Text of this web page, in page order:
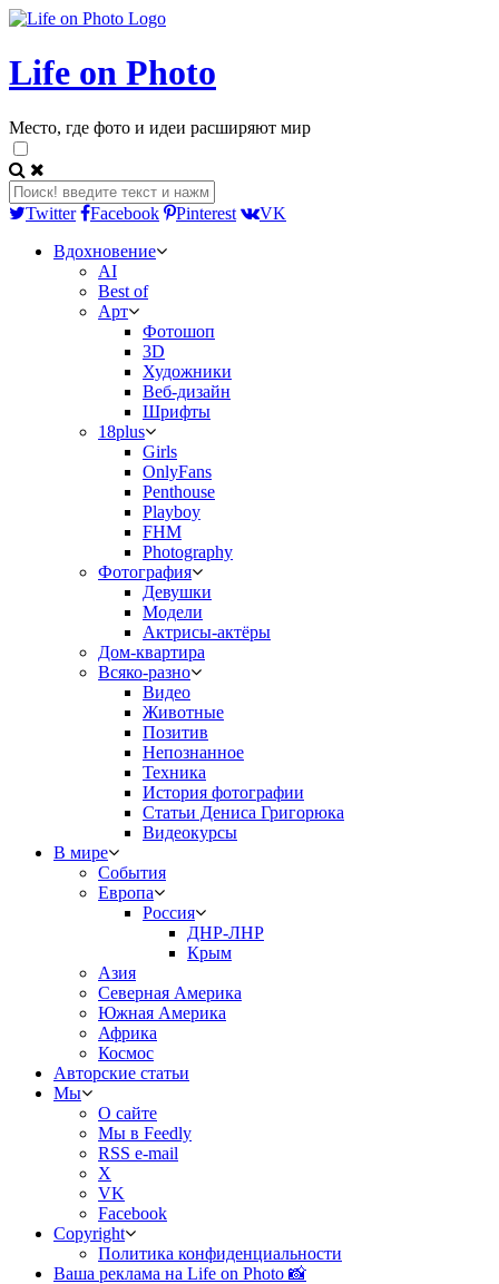
Life on Photo
Место, где фото и идеи расширяют мир
Twitter Facebook Pinterest
VK
Вдохновение
AI
Best of
Арт
Фотошоп
3D
Художники
Веб-дизайн
Шрифты
18plus
Girls
OnlyFans
Penthouse
Playboy
FHM
Photography
Фотография
Девушки
Модели
Актрисы-актёры
Дом-квартира
Всяко-разно
Видео
Животные
Позитив
Непознанное
Техника
История фотографии
Статьи Дениса Григорюка
Видеокурсы
В мире
События
Европа
Россия
ДНР-ЛНР
Крым
Азия
Северная Америка
Южная Америка
Африка
Космос
Авторские статьи
Мы
О сайте
Мы в Feedly
RSS e-mail
X
VK
Facebook
Copyright
Политика конфиденциальности
Ваша реклама на Life on Photo 📸